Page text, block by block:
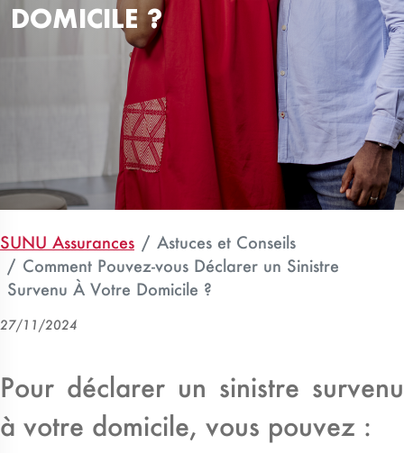
DOMICILE ?
SUNU Assurances
Astuces et Conseils
Comment Pouvez-vous Déclarer un Sinistre
Survenu À Votre Domicile ?
27/11/2024
Pour déclarer un sinistre survenu
à votre domicile, vous pouvez :